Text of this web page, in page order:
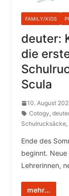
FAMILY/KIDS
deuter:
die
Scula
10. August
Cotogy,
Schulrucksäcke,
Ende des
beginnt. Neue
Lehrerinnen,
mehr...